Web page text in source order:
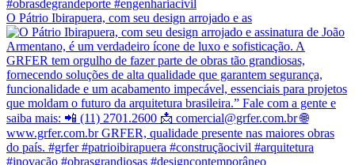
O Pátrio Ibirapuera, com seu design arrojado e as